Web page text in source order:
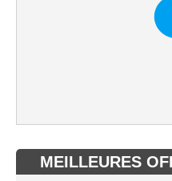
MEILLEURES